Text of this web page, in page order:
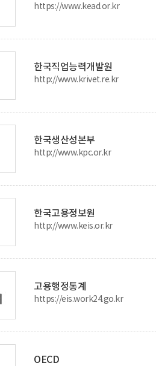
https://www.kead.or.kr
한국직업능력개발원
http://www.krivet.re.kr
한국생산성본부
http://www.kpc.or.kr
한국고용정보원
http://www.keis.or.kr
고용행정통계
https://eis.work24.go.kr
OECD